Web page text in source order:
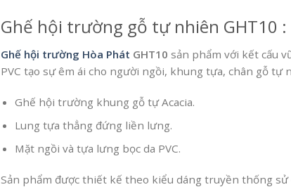
Ghế hội trường gỗ tự nhiên GHT10 :
Ghế hội trường Hòa Phát GHT10 sản phẩm với kết cấu
PVC tạo sự êm ái cho người ngồi, khung tựa, chân gỗ tự
Ghế hội trường khung gỗ tự Acacia.
Lung tựa thẳng đứng liền lưng.
Mặt ngồi và tựa lưng bọc da PVC.
Sản phẩm được thiết kế theo kiểu dáng truyền thống sử